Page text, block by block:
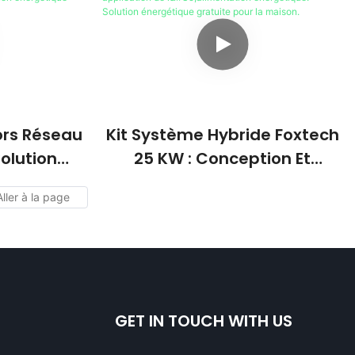
Et 5
Propos De Foxtech
Réseau
Kit Système Hybride Foxtech
25 KW : Conception Et
Maison.
GET IN TOUCH WITH US